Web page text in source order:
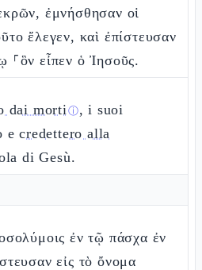
ἐμνήσθησαν οἱ
ἔλεγεν, καὶ ἐπίστευσαν
⸀ὃν εἶπεν ὁ Ἰησοῦς.
dai mortiⓘ, i suoi
ecredettero alla
di Gesù.
ἐν τῷ πάσχα ἐν
εἰς τὸ ὄνομα